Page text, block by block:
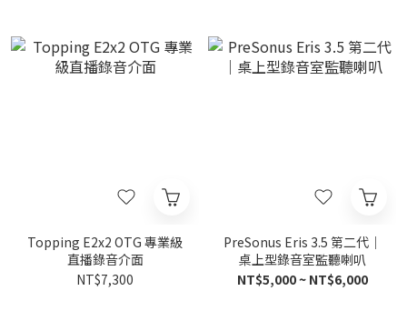
Topping E2x2 OTG 專業級
直播錄音介面
NT$7,300
PreSonus Eris 3.5 第二代｜
桌上型錄音室監聽喇叭
NT$5,000 ~ NT$6,000